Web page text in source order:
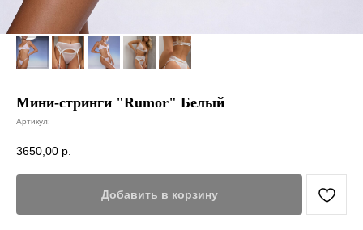
Мини-стринги "Rumor" Белый
Артикул:
3650,00 р.
Добавить в корзину